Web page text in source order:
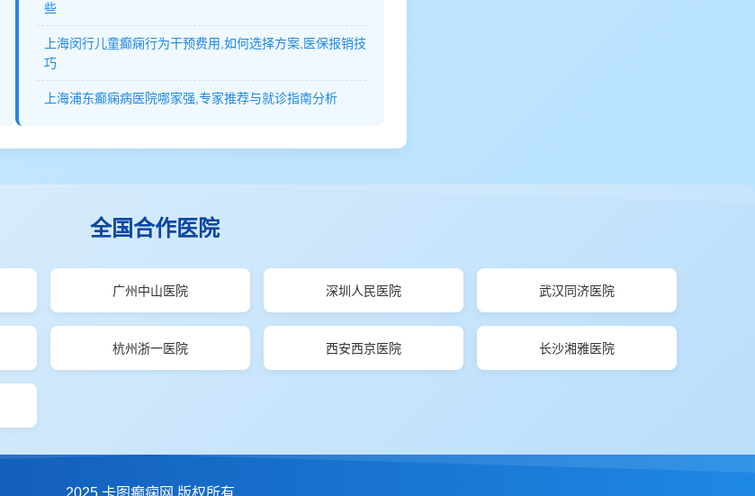
些
上海闵行儿童癫痫行为干预费用,如何选择方案,医保报销技
巧
上海浦东癫痫病医院哪家强,专家推荐与就诊指南分析
全国合作医院
广州中山医院 深圳人民医院 武汉同济医院
杭州浙一医院 西安西京医院 长沙湘雅医院
2025 卡图癫痫网 版权所有